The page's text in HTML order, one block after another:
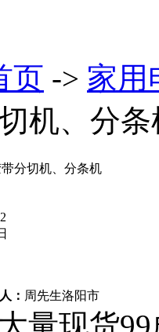
页 -> 家用
机、分条
分切机、分条机
： 周先生洛阳市